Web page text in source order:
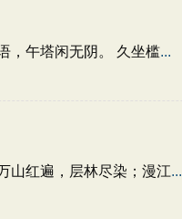
，午塔闲无阴。 久坐槛...
山红遍，层林尽染；漫江...